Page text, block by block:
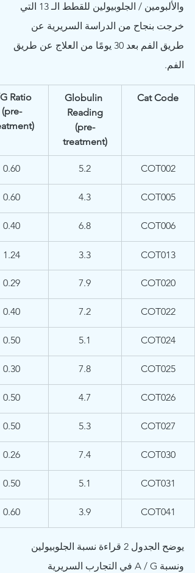
والألبومين / الجلوبيولين للقطط الـ 13 التي
خرجت بنجاح من الدراسة السريرية عن
طريق الفم بعد 30 يومًا من العلاج عن طريق
الفم.
​Cat Code
Globulin
Reading
(pre-
treatment)
Ratio
(pre-
COT002
5.2
0.60
COT005
4.3
0.60
COT006
6.8
0.40
COT013
3.3
​1.24
COT020
7.9
0.29
COT022
7.2
0.40
COT024
5.1
0.50
COT025
7.8
0.30
COT026
4.7
0.50
COT027
5.3
0.50
COT030
7.4
0.26
COT031
5.1
0.50
COT041
3.9
0.60
يوضح الجدول 2 قراءة نسبة الجلوبيولين
ونسبة A / G في التجارب السريرية